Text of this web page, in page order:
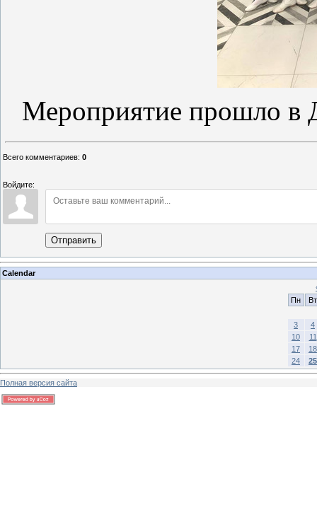
Мероприятие прошло в
Всего комментариев: 0
Войдите:
Отправить
Calendar
Пн
Вт
3
4
10
11
17
18
24
25
Полная версия сайта